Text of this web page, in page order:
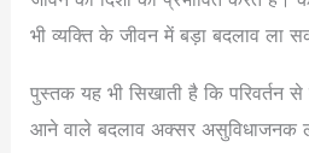
भी व्यक्ति के जीवन में बड़ा बदलाव ला
पुस्तक यह भी सिखाती है कि परिवर्तन
आने वाले बदलाव अक्सर असुविधाजनक